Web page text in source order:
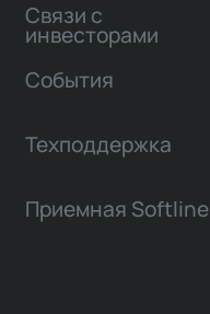
Связи с
инвесторами
События
Техподдержка
Приемная Softline